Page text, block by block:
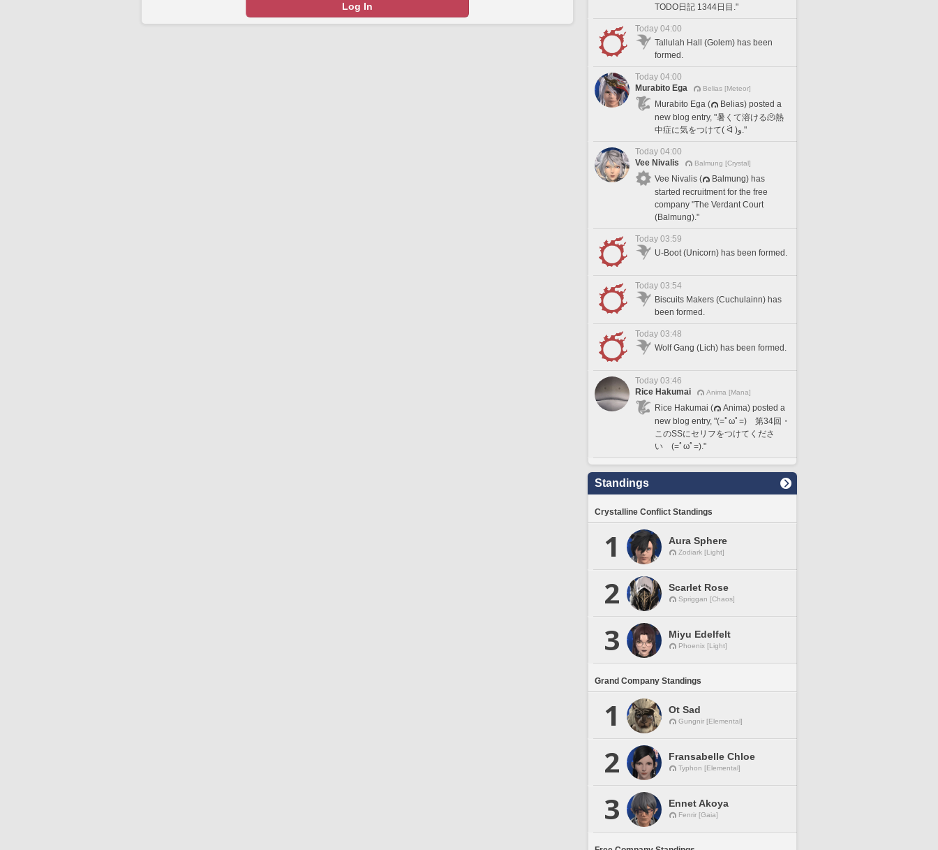
Log In
TODO日記 1344日目."
Today 04:00
Tallulah Hall (Golem) has been
formed.
Today 04:00
Murabito Ega
Belias [Meteor]
Murabito Ega (
Belias) posted a
new blog entry, "暑くて溶ける🫠熱
中症に気をつけて( ᐛ )و."
Today 04:00
Vee Nivalis
Balmung [Crystal]
Vee Nivalis (
Balmung) has
started recruitment for the free
company "The Verdant Court
(Balmung)."
Today 03:59
U-Boot (Unicorn) has been formed.
Today 03:54
Biscuits Makers (Cuchulainn) has
been formed.
Today 03:48
Wolf Gang (Lich) has been formed.
Today 03:46
Rice Hakumai
Anima [Mana]
Rice Hakumai (
Anima) posted a
new blog entry, "(=ﾟωﾟ=) 第34回・
このSSにセリフをつけてくださ
い (=ﾟωﾟ=)."
Standings
Crystalline Conflict Standings
1 Aura Sphere
Zodiark [Light]
2 Scarlet Rose
Spriggan [Chaos]
3 Miyu Edelfelt
Phoenix [Light]
Grand Company Standings
1 Ot Sad
Gungnir [Elemental]
2 Fransabelle Chloe
Typhon [Elemental]
3 Ennet Akoya
Fenrir [Gaia]